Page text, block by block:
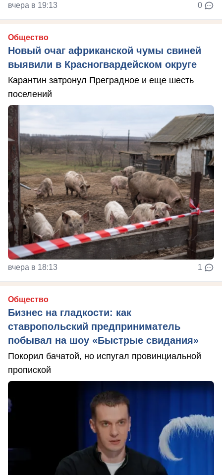
вчера в 19:13 0
Общество
Новый очаг африканской чумы свиней
выявили в Красногвардейском округе
Карантин затронул Преградное и еще шесть
поселений
вчера в 18:13 1
Общество
Бизнес на гладкости: как
ставропольский предприниматель
побывал на шоу «Быстрые свидания»
Покорил бачатой, но испугал провинциальной
пропиской